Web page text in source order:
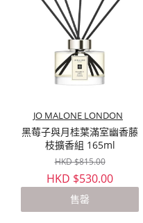
JO MALONE LONDON
黑莓子與月桂葉滿室幽香藤
枝擴香組 165ml
HKD $815.00
HKD $530.00
售罄